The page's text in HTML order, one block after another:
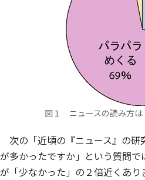
図１ ニュースの読み方は
次の「近頃の『ニュース』の研
が多かったですか」という質問
が「少なかった」の２倍近くあ